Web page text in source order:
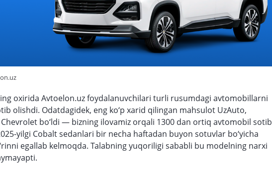
oxirida Avtoelon.uz foydalanuvchilari turli rusumdagi avtomobillarni
olishdi. Odatdagidek, eng ko‘p xarid qilingan mahsulot UzAuto,
Chevrolet bo‘ldi — bizning ilovamiz orqali 1300 dan ortiq avtomobil sotib
yilgi Cobalt sedanlari bir necha haftadan buyon sotuvlar bo‘yicha
egallab kelmoqda. Talabning yuqoriligi sababli bu modelning narxi